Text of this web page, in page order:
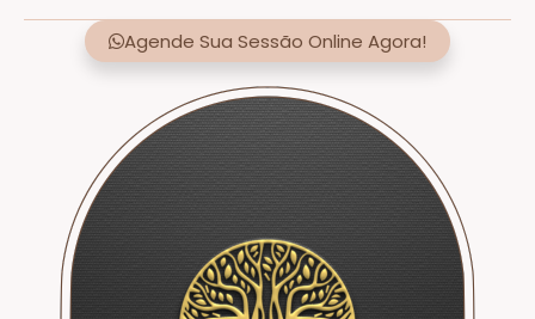
Agende Sua Sessão Online Agora!